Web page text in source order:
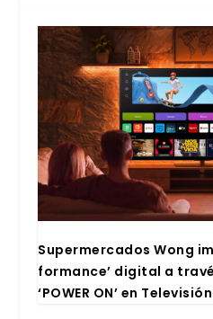
Super­mer­ca­dos Wong
for­man­ce’ digi­tal a
‘POWER ON’ en